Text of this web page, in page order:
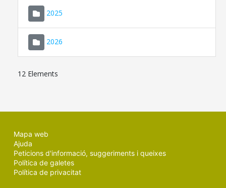
2025
2026
12 Elements
Mapa web
Ajuda
Peticions d'informació, suggeriments i queixes
Política de galetes
Política de privacitat